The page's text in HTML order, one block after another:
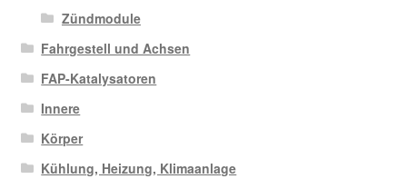
Zündmodule
Fahrgestell und Achsen
FAP-Katalysatoren
Innere
Körper
Kühlung, Heizung, Klimaanlage